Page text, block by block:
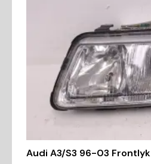
Audi A3/S3 96-03